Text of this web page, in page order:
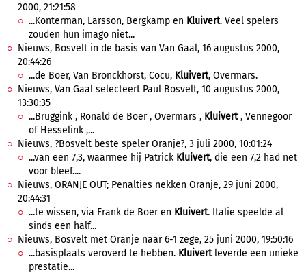
2000, 21:21:58
...Konterman, Larsson, Bergkamp en Kluivert. Veel spelers
zouden hun imago niet...
Nieuws, Bosvelt in de basis van Van Gaal, 16 augustus 2000,
20:44:26
...de Boer, Van Bronckhorst, Cocu, Kluivert, Overmars.
Nieuws, Van Gaal selecteert Paul Bosvelt, 10 augustus 2000,
13:30:35
...Bruggink , Ronald de Boer , Overmars , Kluivert, Vennegoor
of Hesselink ,...
Nieuws, ?Bosvelt beste speler Oranje?, 3 juli 2000, 10:01:24
...van een 7,3, waarmee hij Patrick Kluivert, die een 7,2 had net
voor bleef....
Nieuws, ORANJE OUT; Penalties nekken Oranje, 29 juni 2000,
20:44:31
...te wissen, via Frank de Boer en Kluivert. Italie speelde al
sinds een half...
Nieuws, Bosvelt met Oranje naar 6-1 zege, 25 juni 2000, 19:50:16
...basisplaats veroverd te hebben. Kluivertleverde een unieke
prestatie...